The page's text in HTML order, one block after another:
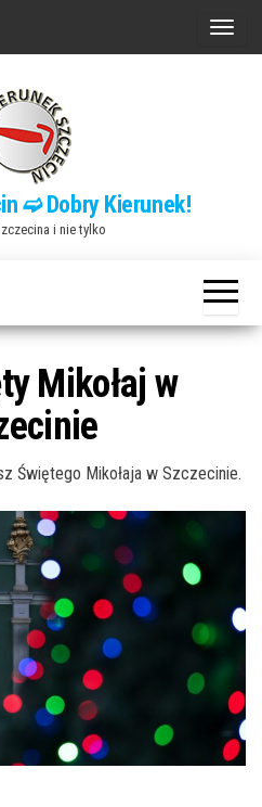
P
n
a
w
➫ Dobry Kierunek!
i nie tylko
Mikołaj w
Świętego Mikołaja w Szczecinie.